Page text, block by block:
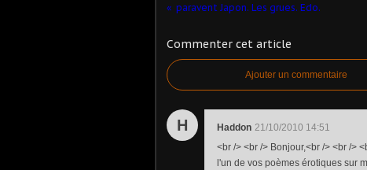
paravent Japon. Les grues. Edo.
Commenter cet article
Ajouter un commentaire
H Haddon 21/10/2010 14:51
<br /> <br /> Bonjour,<br /> <br />
l'un de vos poèmes érotiques sur